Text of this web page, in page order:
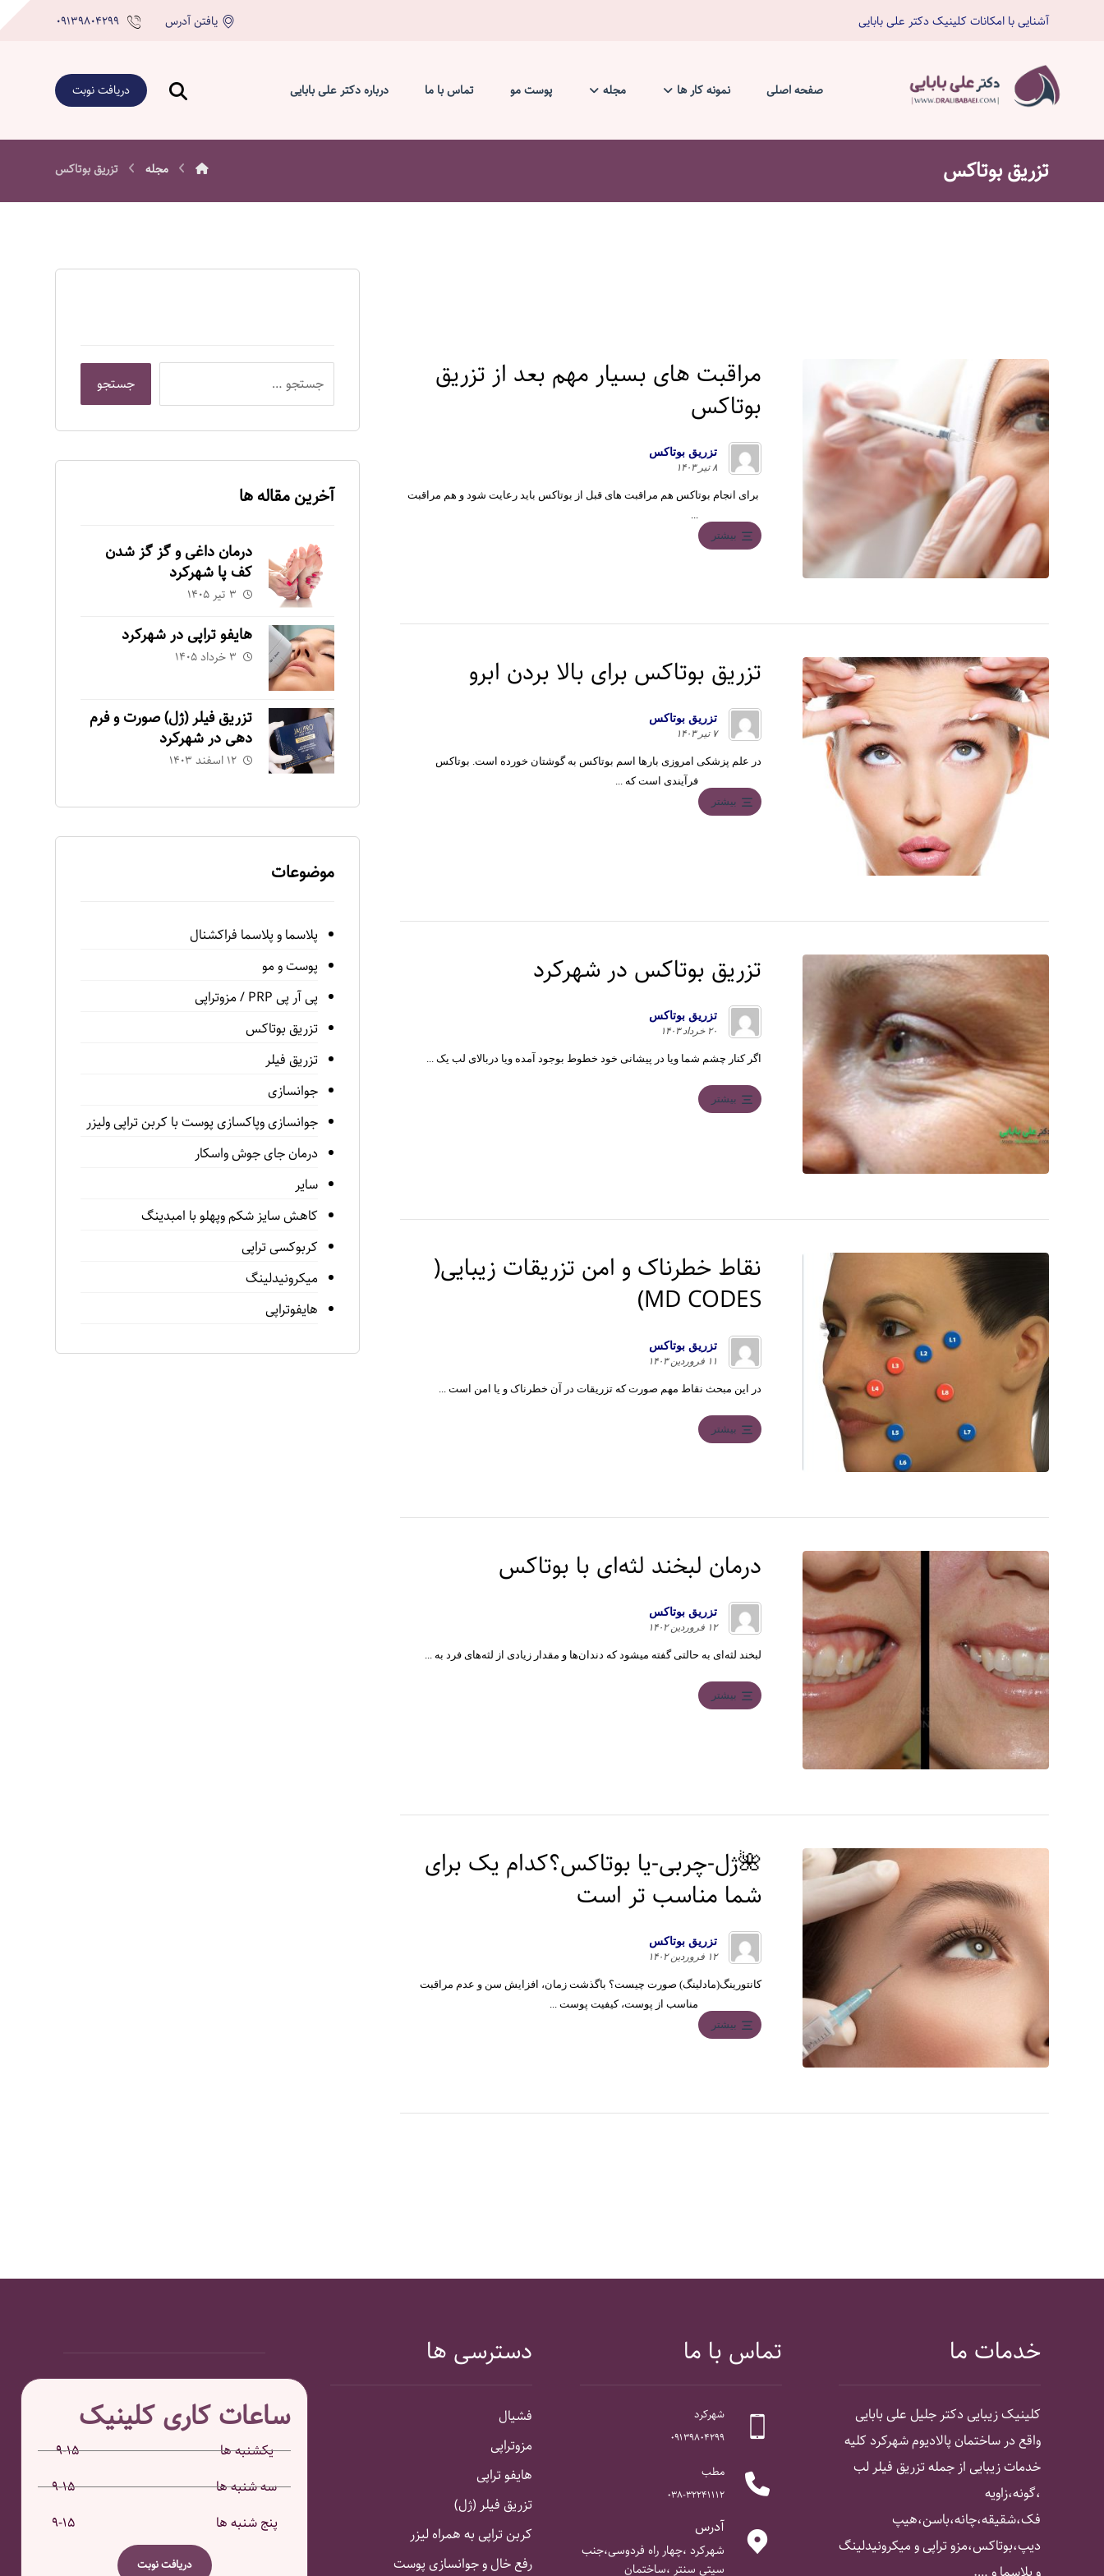
آشنایی با امکانات کلینیک دکتر علی بابایی ۰۹۱۳۹۸۰۴۲۹۹ یافتن آدرس
صفحه اصلی نمونه کار ها مجله پوست مو تماس با ما درباره دکتر علی بابایی دریافت نوبت
تزريق بوتاكس مجله تزريق بوتاكس
مراقبت های بسیار مهم بعد از تزریق
بوتاکس
تزريق بوتاكس
۸ تیر ۱۴۰۳
برای انجام بوتاکس هم مراقبت های قبل از بوتاکس باید رعایت شود و هم مراقبت
...
بیشتر
تزریق بوتاکس برای بالا بردن ابرو
تزريق بوتاكس
۷ تیر ۱۴۰۳
در علم پزشکی امروزی بارها اسم بوتاکس به گوشتان خورده است. بوتاکس
فرآیندی است که ...
بیشتر
تزریق بوتاکس در شهرکرد
تزريق بوتاكس
۲۰ خرداد ۱۴۰۳
اگر کنار چشم شما ویا در پیشانی خود خطوط بوجود آمده ویا دربالای لب یک ...
بیشتر
نقاط خطرناک و امن تزریقات زیبایی(
MD CODES)
تزريق بوتاكس
۱۱ فروردین ۱۴۰۳
در این مبحث نقاط مهم صورت که تزریقات در آن خطرناک و یا امن است ...
بیشتر
درمان لبخند لثه‌ای با بوتاکس
تزريق بوتاكس
۱۲ فروردین ۱۴۰۲
لبخند لثه‌ای به حالتی گفته میشود که دندان‌ها و مقدار زیادی از لثه‌های فرد به ...
بیشتر
🌺ژل-چربی-یا بوتاکس؟کدام یک برای
شما مناسب تر است
تزريق بوتاكس
۱۲ فروردین ۱۴۰۲
کانتورینگ(مادلینگ) صورت چیست؟ باگذشت زمان، افزایش سن و عدم مراقبت
مناسب از پوست، کیفیت پوست ...
بیشتر
آخرین مقاله ها
درمان داغی و گز گز شدن
کف پا شهرکرد
۳ تیر ۱۴۰۵
هایفو تراپی در شهرکرد
۳ خرداد ۱۴۰۵
تزریق فیلر (ژل) صورت و فرم
دهی در شهرکرد
۱۲ اسفند ۱۴۰۳
موضوعات
پلاسما و پلاسما فراكشنال
پوست و مو
پى آر پى PRP / مزوتراپى
تزريق بوتاكس
تزريق فيلر
جوانسازى
جوانسازى وپاكسازى پوست با كربن تراپى وليزر
درمان جاى جوش واسكار
سایر
كاهش سايز شكم وپهلو با امبدينگ
كربوكسى تراپى
ميكرونيدلينگ
هايفوتراپی
خدمات ما
کلینیک زیبایی دکتر جلیل علی بابایی
واقع در ساختمان پالادیوم شهرکرد کلیه
خدمات زیبایی از جمله تزریق فیلر لب
،گونه،زاویه
فک،شقیقه،چانه،باسن،هیپ
دیپ،بوتاکس،مزو تراپی و میکرونیدلینگ
تماس با ما
شهرکرد
۰۹۱۳۹۸۰۴۲۹۹
مطب
۰۳۸-۳۲۲۴۱۱۱۲
آدرس
شهرکرد ،چهار راه فردوسی،جنب
سیتی سنتر ،ساختمان
دسترسی ها
فشیال
مزوتراپی
هایفو تراپی
تزریق فیلر (ژل)
کربن تراپی به همراه لیزر
رفع خال و جوانسازی پوست
ساعات کاری کلینیک
یکشنبه ها ۱۵-۹
سه شنبه ها ۱۵-۹
پنج شنبه ها ۱۵-۹
دریافت نوبت